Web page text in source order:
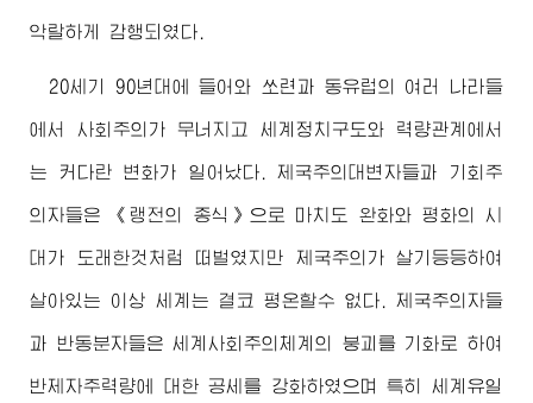
악랄하게 감행되였다.
20세기 90년대에 들어와 쏘련과 동유럽의 여러 나라들
에서 사회주의가 무너지고 세계정치구도와 력량관계에서
는 커다란 변화가 일어났다. 제국주의대변자들과 기회주
의자들은 《랭전의 종식》으로 마치도 완화와 평화의 시
대가 도래한것처럼 떠벌였지만 제국주의가 살기등등하여
살아있는 이상 세계는 결코 평온할수 없다. 제국주의자들
과 반동분자들은 세계사회주의체계의 붕괴를 기화로 하여
반제자주력량에 대한 공세를 강화하였으며 특히 세계유일